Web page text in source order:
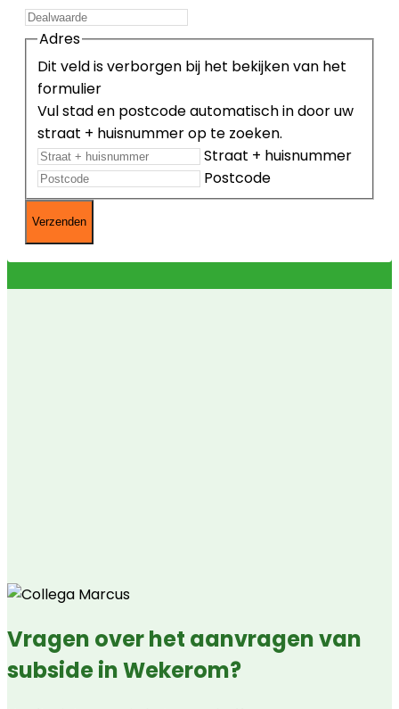
Dit veld is verborgen bij het bekijken van het
formulier
Adres
Vul stad en postcode automatisch in door uw
straat + huisnummer op te zoeken.
Straat + huisnummer
Postcode
Vragen over het aanvragen van
subside in Wekerom?